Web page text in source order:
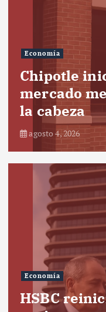
Economía
Chipotle
mercado
la cabeza
agosto 4, 2026
Economía
HSBC